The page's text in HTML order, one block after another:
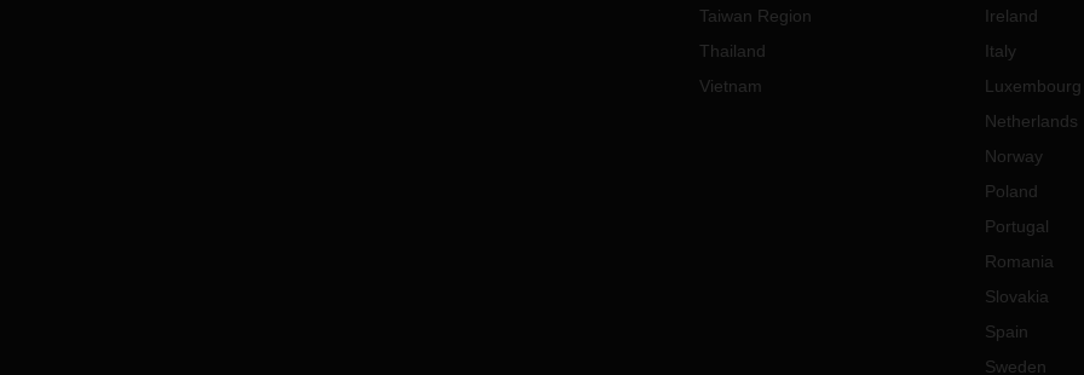
Taiwan Region
Thailand
Vietnam
Ireland
Italy
Luxembourg
Netherlands
Norway
Poland
Portugal
Romania
Slovakia
Spain
Sweden